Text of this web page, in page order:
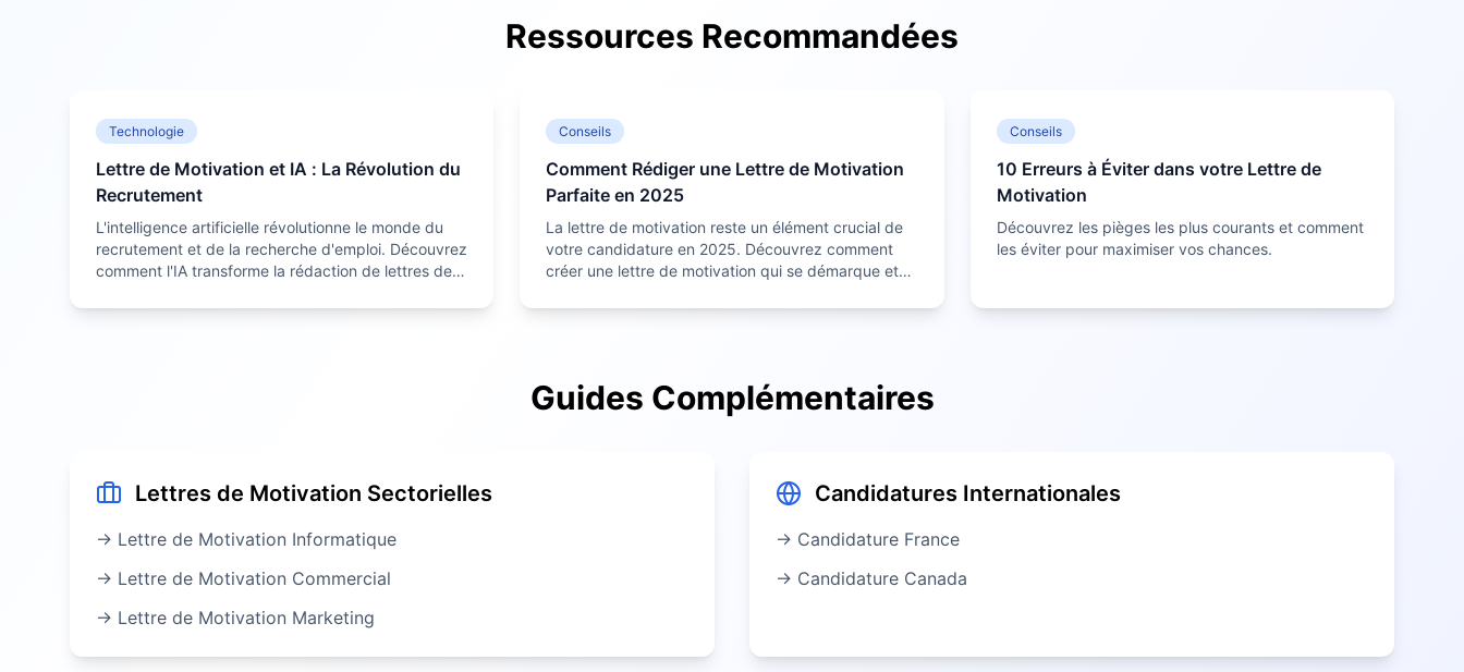
Ressources Recommandées
Technologie
Lettre de Motivation et IA : La Révolution du
Recrutement
L'intelligence artificielle révolutionne le monde du
recrutement et de la recherche d'emploi. Découvrez
comment l'IA transforme la rédaction de lettres de
Conseils
Comment Rédiger une Lettre de Motivation
Parfaite en 2025
La lettre de motivation reste un élément crucial de
votre candidature en 2025. Découvrez comment
créer une lettre de motivation qui se démarque et
rêves.
Conseils
10 Erreurs à Éviter dans votre Lettre de
Motivation
Découvrez les pièges les plus courants et comment
les éviter pour maximiser vos chances.
Guides Complémentaires
Lettres de Motivation Sectorielles
→ Lettre de Motivation Informatique
→ Lettre de Motivation Commercial
→ Lettre de Motivation Marketing
Candidatures Internationales
→ Candidature France
→ Candidature Canada